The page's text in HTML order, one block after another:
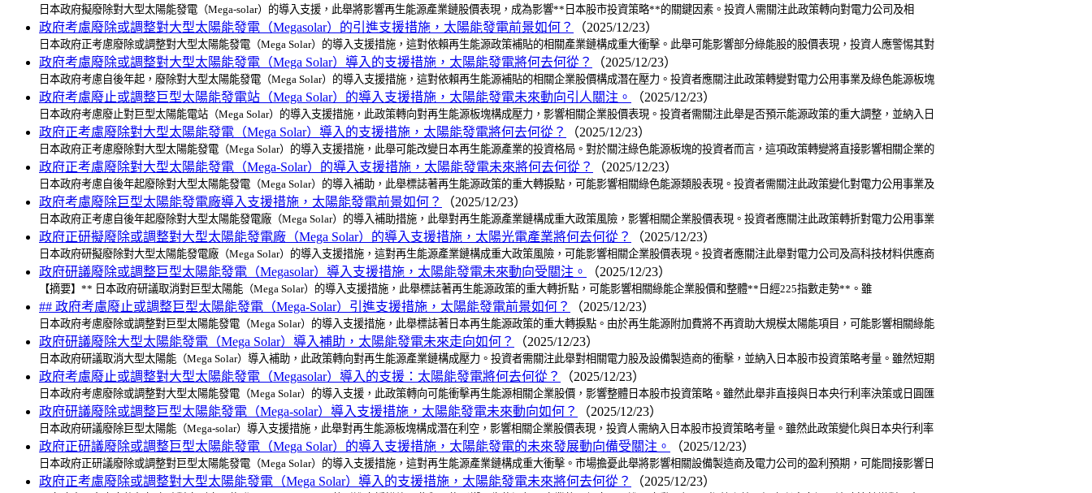
日本政府擬廢除對大型太陽能發電（Mega-solar）的導入支援，此舉將影響再生能源產業鏈股價表現，成為影響**日本股市投資策略**的關鍵因素。投資人需關注此政策轉向對電力公司及相
政府考慮廢除或調整對大型太陽能發電（Megasolar）的引進支援措施，太陽能發電前景如何？ （2025/12/23）
日本政府正考慮廢除或調整對大型太陽能發電（Mega Solar）的導入支援措施，這對依賴再生能源政策補貼的相關產業鏈構成重大衝擊。此舉可能影響部分綠能股的股價表現，投資人應警惕其對
政府考慮廢除或調整對大型太陽能發電（Mega Solar）導入的支援措施，太陽能發電將何去何從？ （2025/12/23）
日本政府考慮自後年起，廢除對大型太陽能發電（Mega Solar）的導入支援措施，這對依賴再生能源補貼的相關企業股價構成潛在壓力。投資者應關注此政策轉變對電力公用事業及綠色能源板塊
政府考慮廢止或調整巨型太陽能發電站（Mega Solar）的導入支援措施，太陽能發電未來動向引人關注。 （2025/12/23）
日本政府考慮廢止對巨型太陽能電站（Mega Solar）的導入支援措施，此政策轉向對再生能源板塊構成壓力，影響相關企業股價表現。投資者需關注此舉是否預示能源政策的重大調整，並納入日
政府正考慮廢除對大型太陽能發電（Mega Solar）導入的支援措施，太陽能發電將何去何從？ （2025/12/23）
日本政府正考慮廢除對大型太陽能發電（Mega Solar）的導入支援措施，此舉可能改變日本再生能源產業的投資格局。對於關注綠色能源板塊的投資者而言，這項政策轉變將直接影響相關企業的
政府正考慮廢除對大型太陽能發電（Mega-Solar）的導入支援措施，太陽能發電未來將何去何從？ （2025/12/23）
日本政府考慮自後年起廢除對大型太陽能發電（Mega Solar）的導入補助，此舉標誌著再生能源政策的重大轉捩點，可能影響相關綠色能源類股表現。投資者需關注此政策變化對電力公用事業及
政府考慮廢除巨型太陽能發電廠導入支援措施，太陽能發電前景如何？ （2025/12/23）
日本政府正考慮自後年起廢除對大型太陽能發電廠（Mega Solar）的導入補助措施，此舉對再生能源產業鏈構成重大政策風險，影響相關企業股價表現。投資者應關注此政策轉折對電力公用事業
政府正研擬廢除或調整對大型太陽能發電廠（Mega Solar）的導入支援措施，太陽光電產業將何去何從？ （2025/12/23）
日本政府研擬廢除對大型太陽能發電廠（Mega Solar）的導入支援措施，這對再生能源產業鏈構成重大政策風險，可能影響相關企業股價表現。投資者應關注此舉對電力公司及高科技材料供應商
政府研議廢除或調整巨型太陽能發電（Megasolar）導入支援措施，太陽能發電未來動向受關注。 （2025/12/23）
【摘要】** 日本政府研議取消對巨型太陽能（Mega Solar）的導入支援措施，此舉標誌著再生能源政策的重大轉折點，可能影響相關綠能企業股價和整體**日經225指數走勢**。雖
## 政府考慮廢止或調整巨型太陽能發電（Mega-Solar）引進支援措施，太陽能發電前景如何？ （2025/12/23）
日本政府考慮廢除或調整對巨型太陽能發電（Mega Solar）的導入支援措施，此舉標誌著日本再生能源政策的重大轉捩點。由於再生能源附加費將不再資助大規模太陽能項目，可能影響相關綠能
政府研議廢除大型太陽能發電（Mega Solar）導入補助，太陽能發電未來走向如何？ （2025/12/23）
日本政府研議取消大型太陽能（Mega Solar）導入補助，此政策轉向對再生能源產業鏈構成壓力。投資者需關注此舉對相關電力股及設備製造商的衝擊，並納入日本股市投資策略考量。雖然短期
政府考慮廢止或調整對大型太陽能發電（Megasolar）導入的支援：太陽能發電將何去何從？ （2025/12/23）
日本政府考慮廢除或調整對大型太陽能發電（Mega Solar）的導入支援，此政策轉向可能衝擊再生能源相關企業股價，影響整體日本股市投資策略。雖然此舉非直接與日本央行利率決策或日圓匯
政府研議廢除或調整巨型太陽能發電（Mega-solar）導入支援措施，太陽能發電未來動向如何？ （2025/12/23）
日本政府研議廢除巨型太陽能（Mega-solar）導入支援措施，此舉對再生能源板塊構成潛在利空，影響相關企業股價表現，投資人需納入日本股市投資策略考量。雖然此政策變化與日本央行利率
政府正研議廢除或調整巨型太陽能發電（Mega Solar）的導入支援措施，太陽能發電的未來發展動向備受關注。 （2025/12/23）
日本政府正研議廢除或調整對巨型太陽能發電（Mega Solar）的導入支援措施，這對再生能源產業鏈構成重大衝擊。市場擔憂此舉將影響相關設備製造商及電力公司的盈利預期，可能間接影響日
政府正考慮廢除或調整對大型太陽能發電（Mega Solar）導入的支援措施，太陽能發電未來將何去何從？ （2025/12/23）